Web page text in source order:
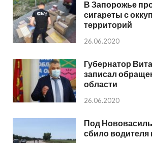
В Запорожье
сигареты с
территорий
26.06.2020
Губернатор
записал
области
26.06.2020
Под
сбило водителя